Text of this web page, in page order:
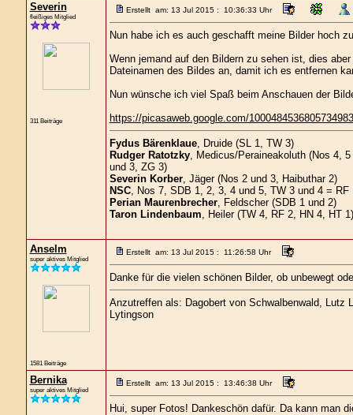
Severin
fleißiges Mitglied
311 Beiträge
Erstellt am: 13 Jul 2015 : 10:36:33 Uhr
Nun habe ich es auch geschafft meine Bilder hoch
Wenn jemand auf den Bildern zu sehen ist, dies
Dateinamen des Bildes an, damit ich es entfernen
Nun wünsche ich viel Spaß beim Anschauen der
https://picasaweb.google.com/
Fydus Bärenklaue, Druide (SL 1, TW 3)
Rudger Ratotzky, Medicus/Peraineakoluth (Nos 4,
und 3, ZG 3)
Severin Korber, Jäger (Nos 2 und 3, Haibuthar 2)
NSC, Nos 7, SDB 1, 2, 3, 4 und 5, TW 3 und 4 =
Perian Maurenbrecher, Feldscher (SDB 1 und 2)
Taron Lindenbaum, Heiler (TW 4, RF 2, HN 4, HT 1)
Anselm
super aktives Mitglied
1581 Beiträge
Erstellt am: 13 Jul 2015 : 11:26:58 Uhr
Danke für die vielen schönen Bilder, ob unbewegt
Anzutreffen als: Dagobert von Schwalbenwald, Lutz
Lytingson
Bernika
super aktives Mitglied
Erstellt am: 13 Jul 2015 : 13:46:38 Uhr
Hui, super Fotos! Dankeschön dafür. Da kann man